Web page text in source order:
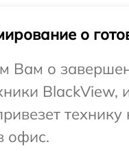
о
Вам о
BlackView,
технику
офис.